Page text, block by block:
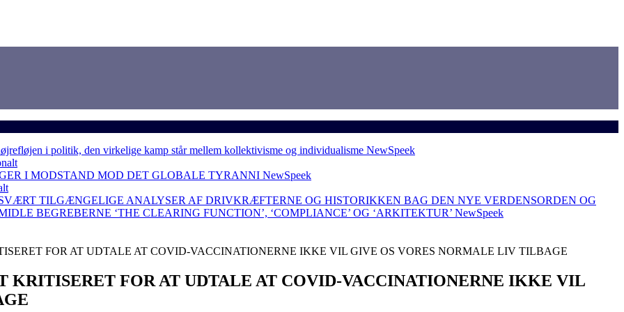
i politik, den virkelige kamp står mellem kollektivisme og individualisme NewSpeek
I MODSTAND MOD DET GLOBALE TYRANNI NewSpeek
TILGÆNGELIGE ANALYSER AF DRIVKRÆFTERNE OG HISTORIKKEN BAG DEN NYE VERDENSORDEN OG
BEGREBERNE ‘THE CLEARING FUNCTION’, ‘COMPLIANCE’ OG ‘ARKITEKTUR’ NewSpeek
FOR AT UDTALE AT COVID-VACCINATIONERNE IKKE VIL GIVE OS VORES NORMALE LIV TILBAGE
KRITISERET FOR AT UDTALE AT COVID-VACCINATIONERNE IKKE VIL